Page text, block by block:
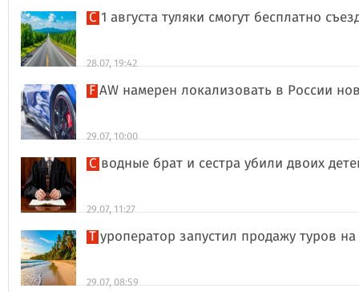
С 1 августа туляки смогут бесплатно
28.07, 19:42
FAW намерен локализовать в России
29.07, 10:00
Сводные брат и сестра убили двоих
29.07, 11:27
Туроператор запустил продажу туров
29.07, 08:59